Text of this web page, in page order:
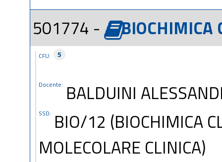
501774 -
BIOCHIMICA
CFU: 5
Docente: BALDUINI
SSD: BIO/12 (BIOCHIMICA
MOLECOLARE CLINICA)